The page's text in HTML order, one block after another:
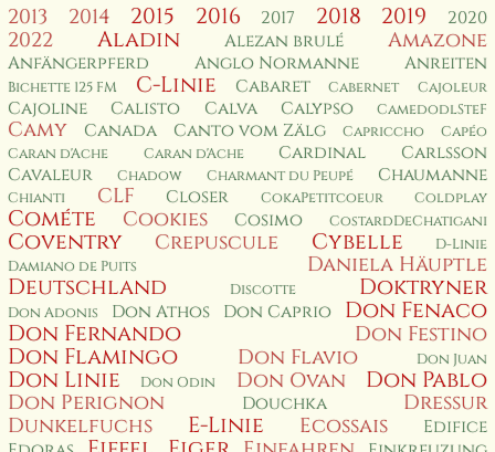
2013 2014 2015 2016 2017 2018 2019 2020
2022 Aladin Alezan brulé Amazone
Anfängerpferd Anglo Normanne Anreiten
Bichette 125 FM C-Linie Cabaret Cabernet Cajoleur
Cajoline Calisto Calva Calypso CamedodlSteF
Camy Canada Canto vom Zälg Capriccho
Capéo
Caran d'Ache
Caran d'Ache Cardinal
Carlsson
Cavaleur
Chadow Charmant du Peupé Chaumanne
Chianti CLF Closer CokaPetitcoeur Coldplay
Cométe Cookies Cosimo CostardDeChatigani
Coventry Crepuscule Cybelle
D-Linie
Damiano de Puits
Daniela Häuptle
Deutschland Discotte Doktryner
Don Adonis Don Athos Don Caprio
Don Fenaco
Don Fernando
Don Festino
Don Flamingo Don Flavio Don Juan
Don Linie Don Odin Don Ovan Don Pablo
Don Perignon Douchka
Dressur
Dunkelfuchs
E-Linie Ecossais
Edifice